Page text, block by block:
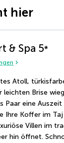
hier
& Spa 5*
Atoll,
Brise
Paar eine
Ihre Koffer im
Villen im
hin öffnet.